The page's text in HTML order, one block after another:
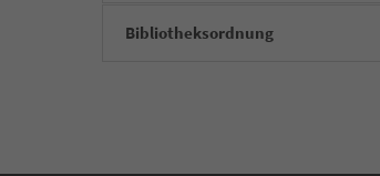
Bibliotheksordnung